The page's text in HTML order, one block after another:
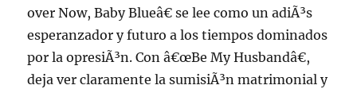
over Now, Baby Blueâ€ se lee como un adiÃ³s
esperanzador y futuro a los tiempos dominados
por la opresiÃ³n. Con â€œBe My Husbandâ€,
deja ver claramente la sumisiÃ³n matrimonial y